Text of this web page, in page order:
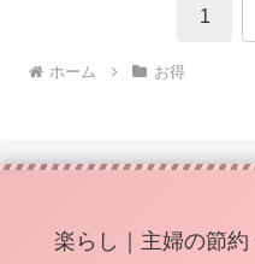
1
ホーム お得
楽らし｜主婦の節